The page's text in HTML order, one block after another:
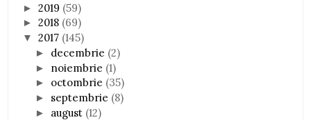
►2019 (59)
►2018 (69)
▼2017 (145)
► decembrie (2)
► noiembrie (1)
► octombrie (35)
► septembrie (8)
► august (12)